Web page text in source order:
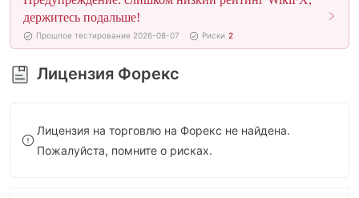
6
7
8
9
4
5
6
7
8
9
9
держитесь подальше!
Прошлое тестирование 2026-08-07 Риски 2
Лицензия Форекс
Лицензия на торговлю на Форекс не найдена.
Пожалуйста, помните о рисках.